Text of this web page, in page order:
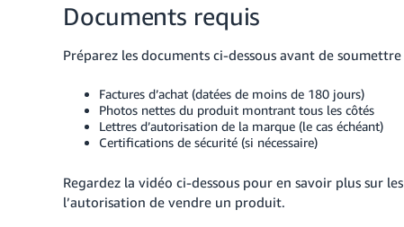
Documents requis
Préparez les documents ci-dessous avant de
Factures d’achat (datées de moins de 180 jours)
Photos nettes du produit montrant tous les côtés
Lettres d’autorisation de la marque (le cas échéant)
Certifications de sécurité (si nécessaire)
Regardez la vidéo ci-dessous pour en savoir plus sur
l’autorisation de vendre un produit.